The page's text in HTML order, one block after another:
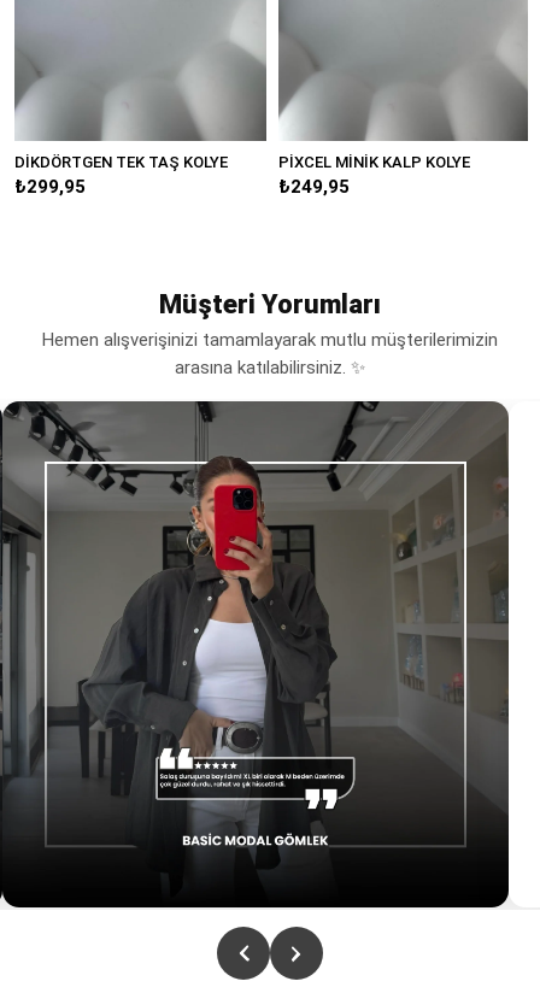
DİKDÖRTGEN TEK TAŞ KOLYE
₺299,95
PİXCEL MİNİK KALP KOLYE
₺249,95
Müşteri Yorumları
Hemen alışverişinizi tamamlayarak mutlu müşterilerimizin
arasına katılabilirsiniz. ✨